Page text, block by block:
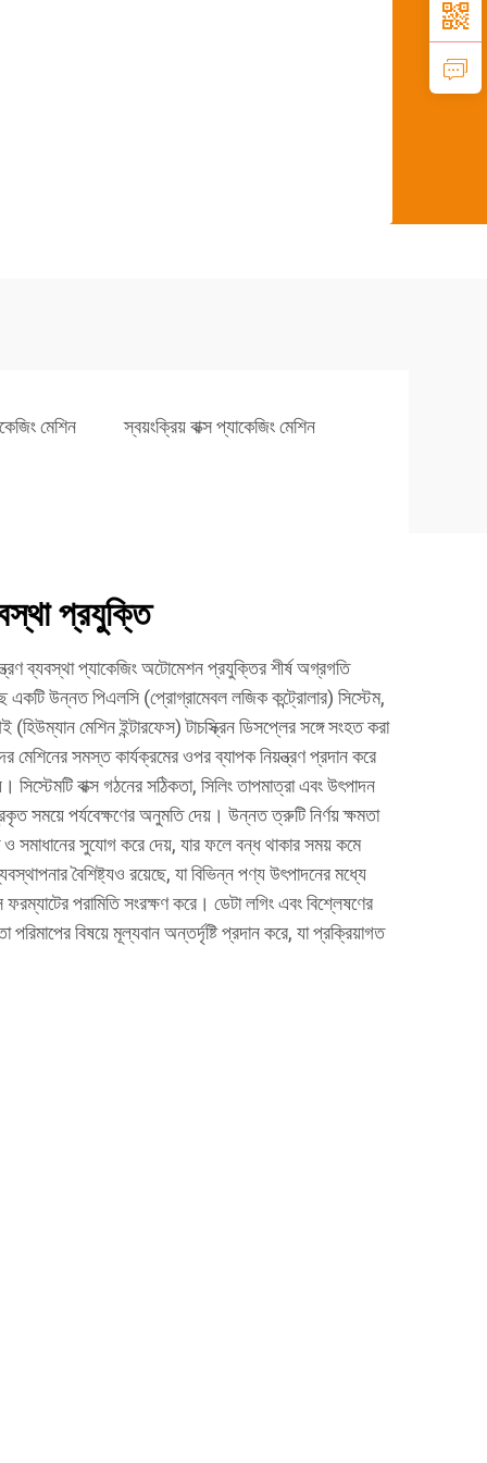
মেশিন স্বয়ংক্রিয় বাক্স প্যাকেজিং মেশিন
প্রযুক্তি
ব্যবস্থা প্যাকেজিং অটোমেশন প্রযুক্তির শীর্ষ অগ্রগতি
একটি উন্নত পিএলসি (প্রোগ্রামেবল লজিক কন্ট্রোলার) সিস্টেম,
মেশিন ইন্টারফেস) টাচস্ক্রিন ডিসপ্লের সঙ্গে সংহত করা
মেশিনের সমস্ত কার্যক্রমের ওপর ব্যাপক নিয়ন্ত্রণ প্রদান করে
সিস্টেমটি বাক্স গঠনের সঠিকতা, সিলিং তাপমাত্রা এবং উৎপাদন
সময়ে পর্যবেক্ষণের অনুমতি দেয়। উন্নত ত্রুটি নির্ণয় ক্ষমতা
সমাধানের সুযোগ করে দেয়, যার ফলে বন্ধ থাকার সময় কমে
বৈশিষ্ট্যও রয়েছে, যা বিভিন্ন পণ্য উৎপাদনের মধ্যে
পরামিতি সংরক্ষণ করে। ডেটা লগিং এবং বিশ্লেষণের
পরিমাপের বিষয়ে মূল্যবান অন্তর্দৃষ্টি প্রদান করে, যা প্রক্রিয়াগত